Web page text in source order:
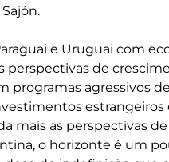
e Uruguai com
perspectivas de
programas agressivos de
estrangeiros
mais as perspectivas
o horizonte é um